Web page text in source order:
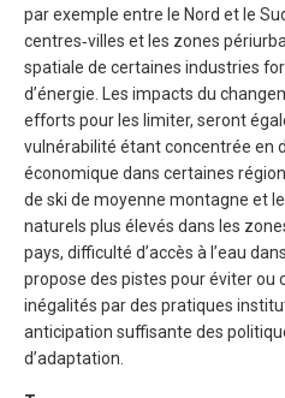
par exemple entre le Nord et le
centres‑villes et les zones
spatiale de certaines industries
d’énergie. Les impacts du
efforts pour les limiter, seront
vulnérabilité étant concentrée en
économique dans certaines
de ski de moyenne montagne et
naturels plus élevés dans les
pays, difficulté d’accès à l’eau
propose des pistes pour éviter
inégalités par des pratiques
anticipation suffisante des
d’adaptation.